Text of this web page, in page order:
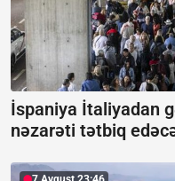
İspaniya İtaliyadan
nəzarəti tətbiq